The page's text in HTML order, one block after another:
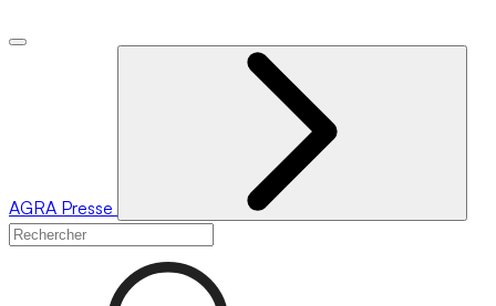
AGRA Presse